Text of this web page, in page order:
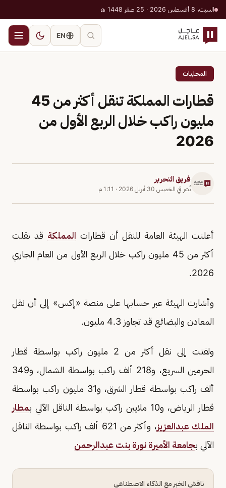
السبت، 8 أغسطس 2026 · 25 صفر 1448 هـ
EN
المحليات
قطارات المملكة تنقل أكثر من 45
مليون راكب خلال الربع الأول من
2026
فريق التحرير
نُشر في الخميس 30 أبريل 2026 · 1:11 م
أعلنت الهيئة العامة للنقل أن قطارات المملكة قد نقلت
أكثر من 45 مليون راكب خلال الربع الأول من العام الجاري
2026.
وأشارت الهيئة عبر حسابها على منصة «إكس» إلى أن نقل
المعادن والبضائع قد تجاوز 4.3 مليون.
ولفتت إلى نقل أكثر من 2 مليون راكب بواسطة قطار
الحرمين السريع، و218 ألف راكب بواسطة الشمال، و349
ألف راكب بواسطة قطار الشرق، و31 مليون راكب بواسطة
قطار الرياض، و10 ملايين راكب بواسطة الناقل الآلي ب
مطار
الملك عبدالعزيز
، وأكثر من 621 ألف راكب بواسطة الناقل
الآلي بجامعة الأميرة نورة بنت عبدالرحمن
ناقش الخبر مع الذكاء الاصطناعي